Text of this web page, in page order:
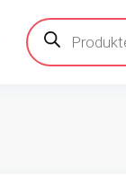
Products
search